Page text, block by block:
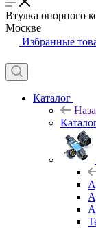
Втулка опорного
Москве
Избранные
Каталог